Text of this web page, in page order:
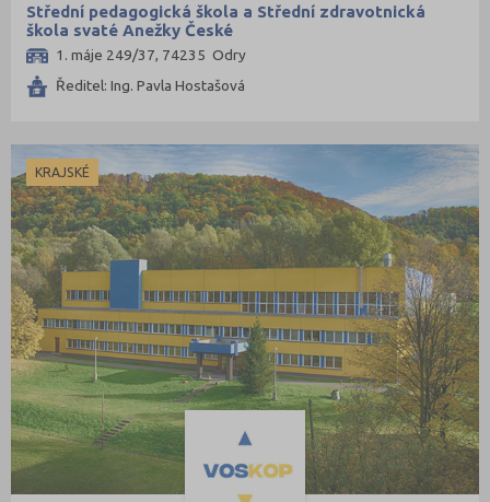
Střední pedagogická škola a Střední zdravotnická
škola svaté Anežky České
1. máje 249/37, 74235 Odry
Ředitel: Ing. Pavla Hostašová
KRAJSKÉ